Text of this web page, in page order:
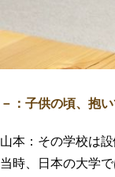
－：子供の頃、抱
山本：その学校は
当時、日本の大学